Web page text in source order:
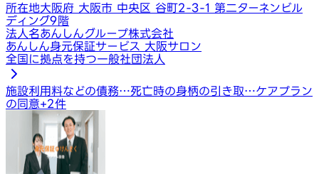
所在地大阪府 大阪市 中央区 谷町2-3-1 第二ターネンビル
ディング9階
法人名あんしんグループ株式会社
あんしん身元保証サービス 大阪サロン
全国に拠点を持つ一般社団法人
施設利用料などの債務…死亡時の身柄の引き取…ケアプラン
の同意+2件